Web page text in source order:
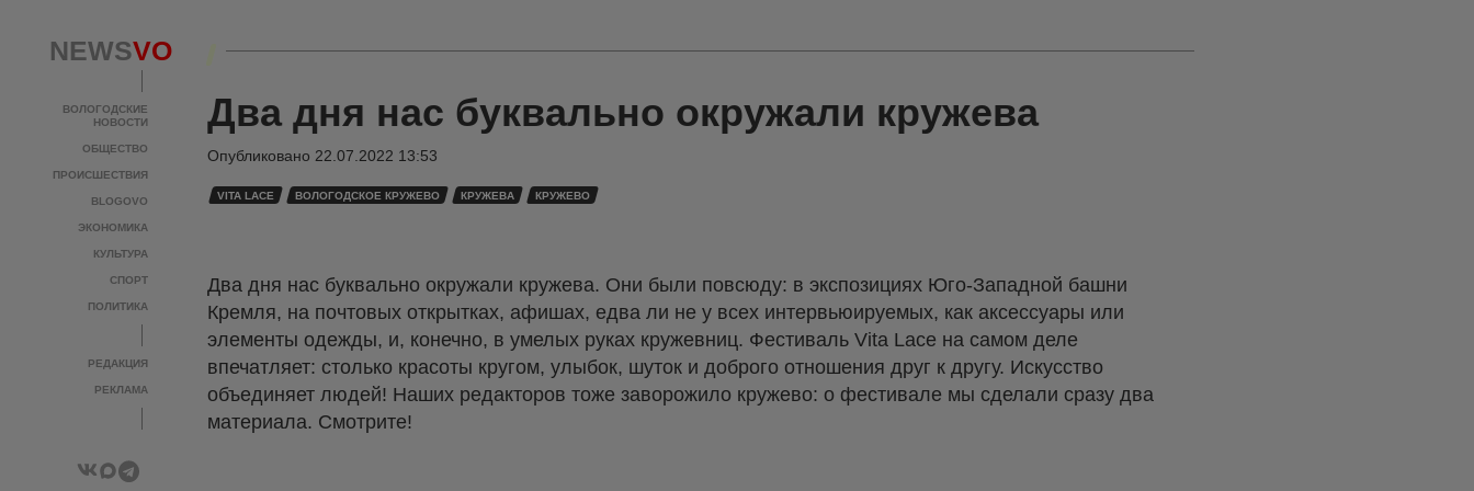
NEWSVO
ВОЛОГОДСКИЕ
НОВОСТИ
ОБЩЕСТВО
ПРОИСШЕСТВИЯ
BLOGOVO
ЭКОНОМИКА
КУЛЬТУРА
СПОРТ
ПОЛИТИКА
РЕДАКЦИЯ
РЕКЛАМА
Два дня нас буквально окружали кружева
Опубликовано 22.07.2022 13:53
VITA LACE ВОЛОГОДСКОЕ КРУЖЕВО КРУЖЕВА КРУЖЕВО
Два дня нас буквально окружали кружева. Они были повсюду: в экспозициях Юго-Западной башни
Кремля, на почтовых открытках, афишах, едва ли не у всех интервьюируемых, как аксессуары или
элементы одежды, и, конечно, в умелых руках кружевниц. Фестиваль Vita Lace на самом деле
впечатляет: столько красоты кругом, улыбок, шуток и доброго отношения друг к другу. Искусство
объединяет людей! Наших редакторов тоже заворожило кружево: о фестивале мы сделали сразу два
материала. Смотрите!